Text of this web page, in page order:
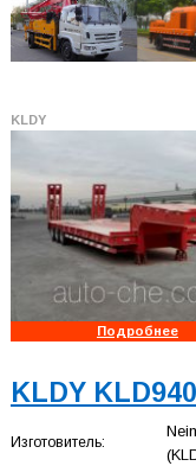
KLDY
Подробнее
KLDY
Изготовитель: